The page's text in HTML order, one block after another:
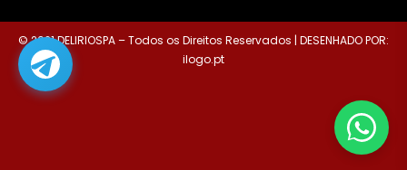
© 2021 DELIRIOSPA – Todos os Direitos Reservados | DESENHADO POR:
ilogo.pt